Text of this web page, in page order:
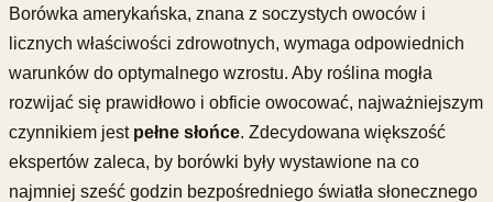
Borówka amerykańska, znana z soczystych owoców i
licznych właściwości zdrowotnych, wymaga odpowiednich
warunków do optymalnego wzrostu. Aby roślina mogła
rozwijać się prawidłowo i obficie owocować, najważniejszym
czynnikiem jest pełne słońce. Zdecydowana większość
ekspertów zaleca, by borówki były wystawione na co
najmniej sześć godzin bezpośredniego światła słonecznego